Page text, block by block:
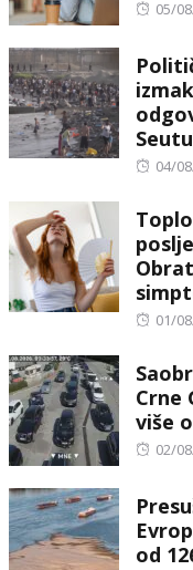
05/
04/
01/
Crne
više
02/
od